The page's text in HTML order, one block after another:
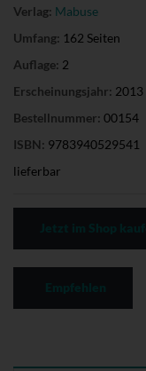
Verlag: Mabuse
Umfang: 162 Seiten
Auflage: 2
Erscheinungsjahr: 2013
Bestellnummer: 00154
ISBN: 9783940529541
lieferbar